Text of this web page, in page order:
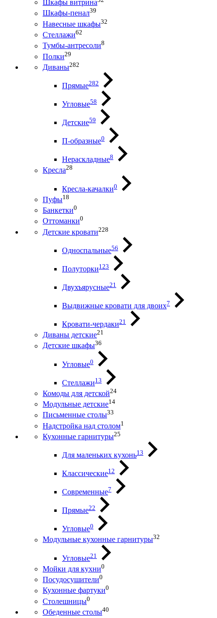
Шкафы витрина
Шкафы-пенал39
Навесные шкафы32
Стеллажи62
Тумбы-антресоли8
Полки29
Диваны282
Прямые282
Угловые58
Детские59
П-образные0
Нераскладные8
Кресла28
Кресла-качалки0
Пуфы18
Банкетки0
Оттоманки0
Детские кровати228
Односпальные56
Полуторки123
Двухъярусные21
Выдвижные кровати для двоих7
Кровати-чердаки21
Диваны детские21
Детские шкафы36
Угловые0
Стеллажи13
Комоды для детской24
Модульные детские14
Письменные столы33
Надстройка над столом1
Кухонные гарнитуры25
Для маленьких кухонь13
Классические12
Современные7
Прямые22
Угловые0
Модульные кухонные гарнитуры32
Угловые21
Мойки для кухни0
Посудосушители0
Кухонные фартуки0
Столешницы0
Обеденные столы40